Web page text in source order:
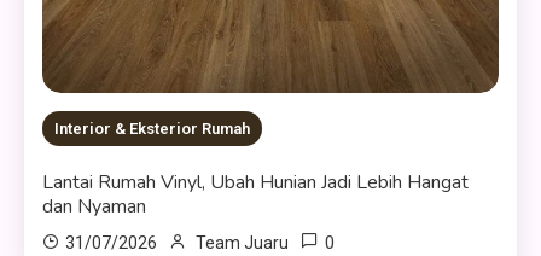
Interior & Eksterior Rumah
Lantai Rumah Vinyl, Ubah Hunian Jadi Lebih Hangat
dan Nyaman
31/07/2026 Team Juaru 0